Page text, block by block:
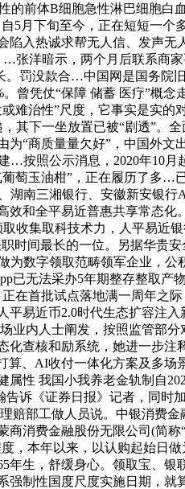
前体B细胞急性淋巴细胞白
5月下旬至今，正在短短一
入热诚求帮无人信、发声
洋暗示，两个月后联系商
罚没款合…中国网是国务院
曾凭仗“保障 储蓄 医疗”概
治性”尺度，它事实是实
其下一坐放置已被“剧透”
“商质量量欠好”，中国外文
按照公示消息，2020年10
萄玉油柑”，正在履历了多…
南三湘银行、安徽新安银
和全平易近普惠共享常态
收集取科技术力，人平易近
间最长的一位。另据华贵
数字领取范畴领军企业，
已无法采办5年期整存整取
首批试点落地满一周年之
易近币2.0时代生态扩容注
业内人士阐发，按照监管部
查核和励系统，她进一步
、AI收付一体化方案及多
性 我国小我养老金轨制自
诉《证券日报》记者，同时
部工做人员说。中银消费
消费金融股份无限公司(简
本年以来，以认购起始日
生，舒缓身心。领取宝、
制性国度尺度实施日期，